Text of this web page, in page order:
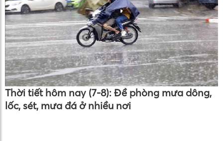
Thời tiết hôm nay (7-8): Đề phòng mưa dông,
lốc, sét, mưa đá ở nhiều nơi